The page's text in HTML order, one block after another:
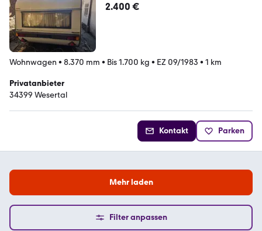
2.400 €
Wohnwagen • 8.370 mm • Bis 1.700 kg • EZ 09/1983 • 1 km
Privatanbieter
34399 Wesertal
Kontakt Parken
Mehr laden
Filter anpassen